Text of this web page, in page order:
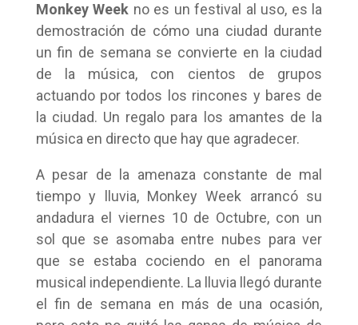
Monkey Week no es un festival al uso, es la
demostración de cómo una ciudad durante
un fin de semana se convierte en la ciudad
de la música, con cientos de grupos
actuando por todos los rincones y bares de
la ciudad. Un regalo para los amantes de la
música en directo que hay que agradecer.
A pesar de la amenaza constante de mal
tiempo y lluvia, Monkey Week arrancó su
andadura el viernes 10 de Octubre, con un
sol que se asomaba entre nubes para ver
que se estaba cociendo en el panorama
musical independiente. La lluvia llegó durante
el fin de semana en más de una ocasión,